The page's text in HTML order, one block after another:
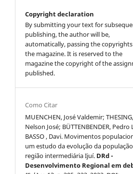
Copyright declaration
By submitting your text for
publishing, the author will be,
automatically, passing the
the magazine. It is reserved to the
magazine the copyright of the
published.
Como Citar
MUENCHEN, José Valdemir; THESING,
Nelson José; BÜTTENBENDER, Pedro
BASSO , Davi. Movimentos
um estudo da evolução da
região intermediária Ijuí. DRd -
Desenvolvimento Regional em